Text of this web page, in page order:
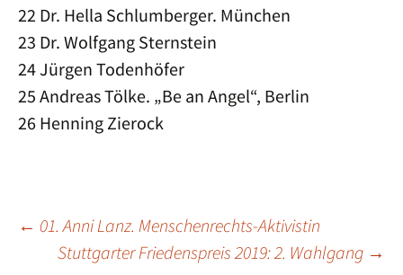
22 Dr. Hella Schlumberger. München
23 Dr. Wolfgang Sternstein
24 Jürgen Todenhöfer
25 Andreas Tölke. „Be an Angel“, Berlin
26 Henning Zierock
Beitrags-
← 01. Anni Lanz. Menschenrechts-Aktivistin
Stuttgarter Friedenspreis 2019: 2. Wahlgang →